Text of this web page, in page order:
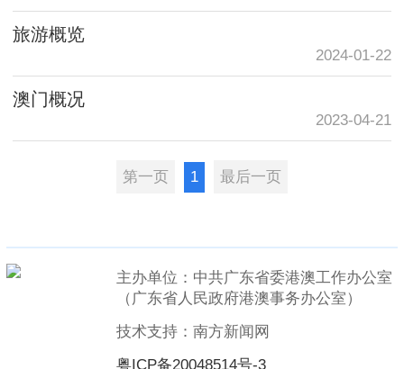
旅游概览
2024-01-22
澳门概况
2023-04-21
第一页 1 最后一页
主办单位：中共广东省委港澳工作办公室
（广东省人民政府港澳事务办公室）
技术支持：南方新闻网
粤ICP备20048514号-3